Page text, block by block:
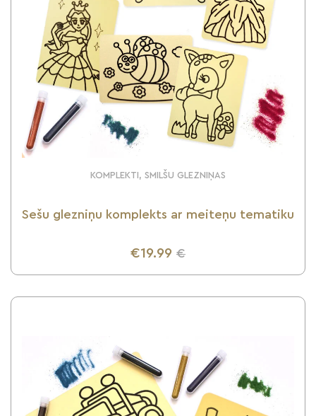
KOMPLEKTI, SMILŠU GLEZNIŅAS
Sešu glezniņu komplekts ar meiteņu tematiku
€19.99 €
UZZINI VAIRĀK